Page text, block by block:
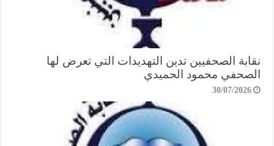
نقابة الصحفيين تدين التهديدات التي تعرض لها
الصحفي محمود الحميدي
30/07/2026